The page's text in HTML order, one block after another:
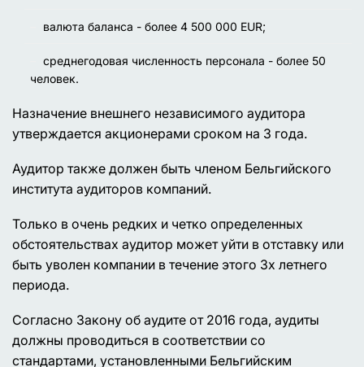
валюта баланса - более 4 500 000 EUR;
среднегодовая численность персонала - более 50
человек.
Назначение внешнего независимого аудитора
утверждается акционерами сроком на 3 года.
Аудитор также должен быть членом Бельгийского
института аудиторов компаний.
Только в очень редких и четко определенных
обстоятельствах аудитор может уйти в отставку или
быть уволен компании в течение этого 3х летнего
периода.
Согласно Закону об аудите от 2016 года, аудиты
должны проводиться в соответствии со
стандартами, установленными Бельгийским